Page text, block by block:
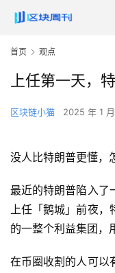
首页 观点
上任第一天，
区块链小猫 2025 年 1
没人比特朗普更懂，
最近的特朗普陷入了
上任「鹅城」前夜，
的一整个利益集团，
在币圈收割的人可以